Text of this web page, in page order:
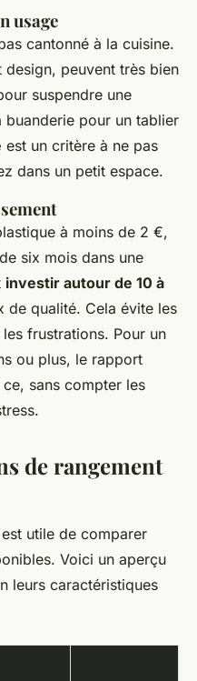
usage
cantonné à la cuisine.
peuvent très bien
suspendre une
pour un tablier
est un critère à ne pas
dans un petit espace.
à moins de 2 €,
six mois dans une
investir autour de 10 à
de qualité. Cela évite les
frustrations. Pour un
ou plus, le rapport
sans compter les
de rangement
utile de comparer
Voici un aperçu
leurs caractéristiques